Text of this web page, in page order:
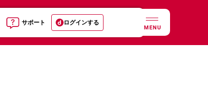
サポート ログインする
MENU